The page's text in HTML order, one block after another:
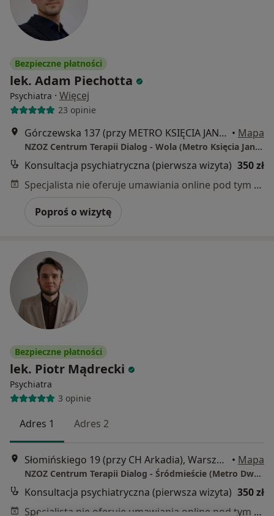
Bezpieczne płatności
lek. Adam Piechotta
Psychiatra · Więcej
23 opinie
Górczewska 137 (przy METRO KSIĘCIA JANUSZA), Warszawa • Mapa
NZOZ Centrum Terapii Dialog - Wola (Metro Księcia Janusza)
Konsultacja psychiatryczna (pierwsza wizyta) 350 zł
Specjalista nie oferuje umawiania online pod tym adresem.
Poproś o wizytę
Bezpieczne płatności
lek. Piotr Mądrecki
Psychiatra
3 opinie
Adres 1 Adres 2
Słomińskiego 19 (przy CH Arkadia), Warszawa • Mapa
NZOZ Centrum Terapii Dialog - Śródmieście (Metro Dworzec Gdański)
Konsultacja psychiatryczna (pierwsza wizyta) 350 zł
Specjalista nie oferuje umawiania online pod tym adresem.